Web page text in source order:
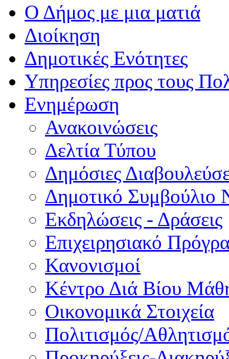
Ο Δήμος με μια ματιά
Διοίκηση
Δημοτικές Ενότητες
Υπηρεσίες προς τους
Ενημέρωση
Ανακοινώσεις
Δελτία Τύπου
Δημόσιες
Δημοτικό Συμβούλιο
Εκδηλώσεις - Δράσεις
Επιχειρησιακό
Κανονισμοί
Κέντρο Διά Βίου
Οικονομικά Στοιχεία
Πολιτισμός/